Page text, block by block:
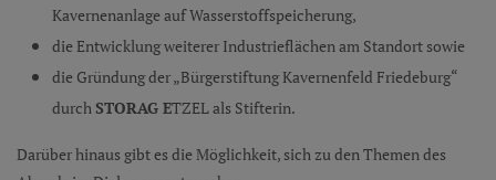
Kavernenanlage auf Wasserstoffspeicherung,
die Entwicklung weiterer Industrieflächen am Standort sowie
die Gründung der „Bürgerstiftung Kavernenfeld Friedeburg“
durchSTORAG ETZEL als Stifterin.
Darüber hinaus gibt es die Möglichkeit, sich zu den Themen des